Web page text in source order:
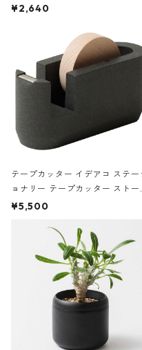
ハードカバー 罫線 ヴァン・ゴッ
¥2,640
テープカッター イデアコ ステー
ョナリー テープカッター ストー
サンドカラー 石調 ideaco
¥5,500